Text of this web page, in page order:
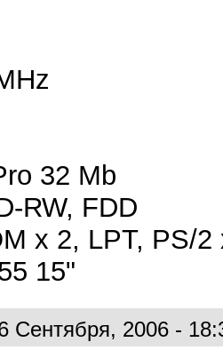
32 Mb
RW, FDD
x 2, LPT, PS/2
15"
Сентября, 2006 -